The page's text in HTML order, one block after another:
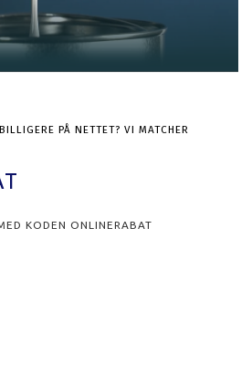
PÅ NETTET? VI MATCHER
KODEN ONLINERABAT